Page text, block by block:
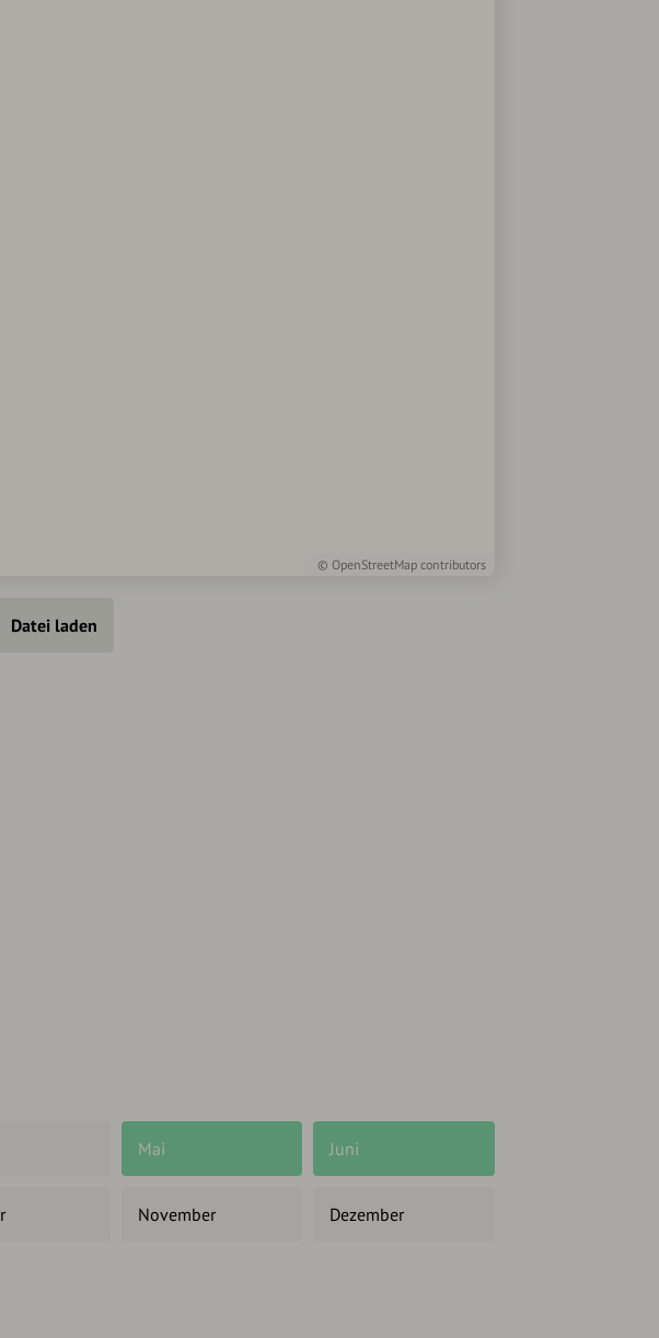
© OpenStreetMap contributors
Datei laden
Mai Juni
November Dezember